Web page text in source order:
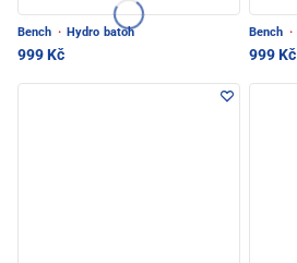
Bench · Hydro batoh
999 Kč
Bench ·
999 Kč